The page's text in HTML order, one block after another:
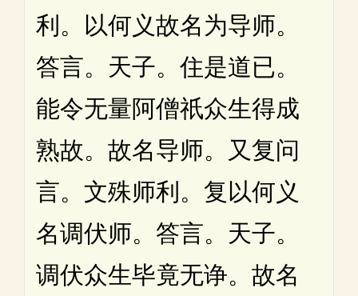
利。以何义故名为导师。
答言。天子。住是道已。
能令无量阿僧祇众生得成
熟故。故名导师。又复问
言。文殊师利。复以何义
名调伏师。答言。天子。
调伏众生毕竟无诤。故名